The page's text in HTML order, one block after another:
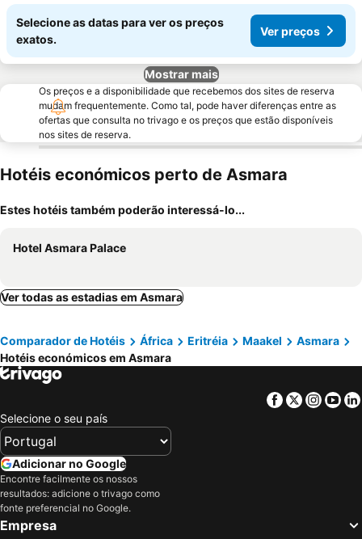
Selecione as datas para ver os preços
exatos.
Ver preços
Mostrar mais
Os preços e a disponibilidade que recebemos dos sites de reserva
mudam frequentemente. Como tal, pode haver diferenças entre as
ofertas que consulta no trivago e os preços que estão disponíveis
nos sites de reserva.
Hotéis económicos perto de Asmara
Estes hotéis também poderão interessá-lo...
Hotel Asmara Palace
Ver todas as estadias em Asmara
Comparador de Hotéis África Eritréia Maakel
Asmara
Hotéis económicos em Asmara
Facebook
Twitter
Selecione o seu país
Adicionar no Google
Encontre facilmente os nossos
resultados: adicione o trivago como
fonte preferencial no Google.
Empresa